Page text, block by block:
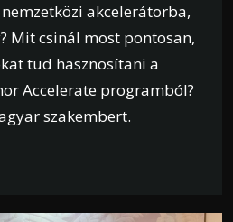
akcelerátorba,
Mit csinál most pontosan,
tud hasznosítani a
Accelerate programból?
szakembert.